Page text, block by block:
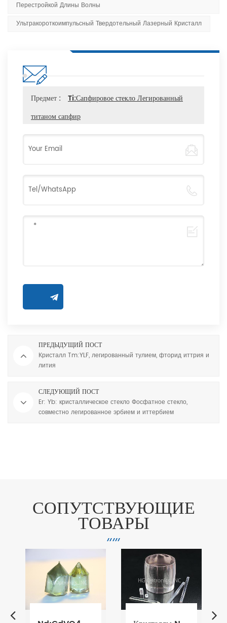
Перестройкой Длины Волны
Ультракороткоимпульсный Твердотельный Лазерный Кристалл
Предмет :
Ti:Сапфировое стекло Легированный
титаном сапфир
ПРЕДЫДУЩИЙ ПОСТ
Кристалл Tm:YLF, легированный тулием, фторид иттрия и
лития
СЛЕДУЮЩИЙ ПОСТ
Er: Yb: кристаллическое стекло Фосфатное стекло,
совместно легированное эрбием и иттербием
СОПУТСТВУЮЩИЕ
ТОВАРЫ